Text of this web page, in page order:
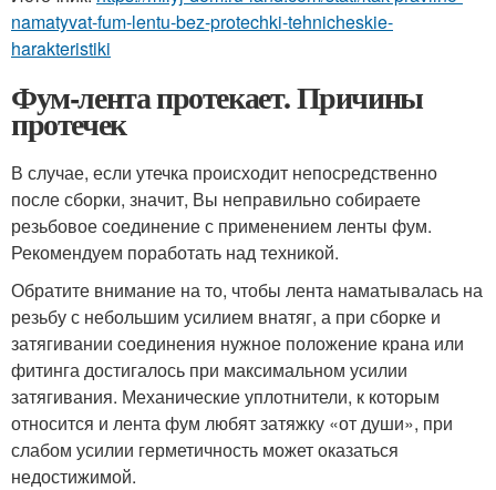
namatyvat-fum-lentu-bez-protechki-tehnicheskie-
harakteristiki
Фум-лента протекает. Причины
протечек
В случае, если утечка происходит непосредственно
после сборки, значит, Вы неправильно собираете
резьбовое соединение с применением ленты фум.
Рекомендуем поработать над техникой.
Обратите внимание на то, чтобы лента наматывалась на
резьбу с небольшим усилием внатяг, а при сборке и
затягивании соединения нужное положение крана или
фитинга достигалось при максимальном усилии
затягивания. Механические уплотнители, к которым
относится и лента фум любят затяжку «от души», при
слабом усилии герметичность может оказаться
недостижимой.